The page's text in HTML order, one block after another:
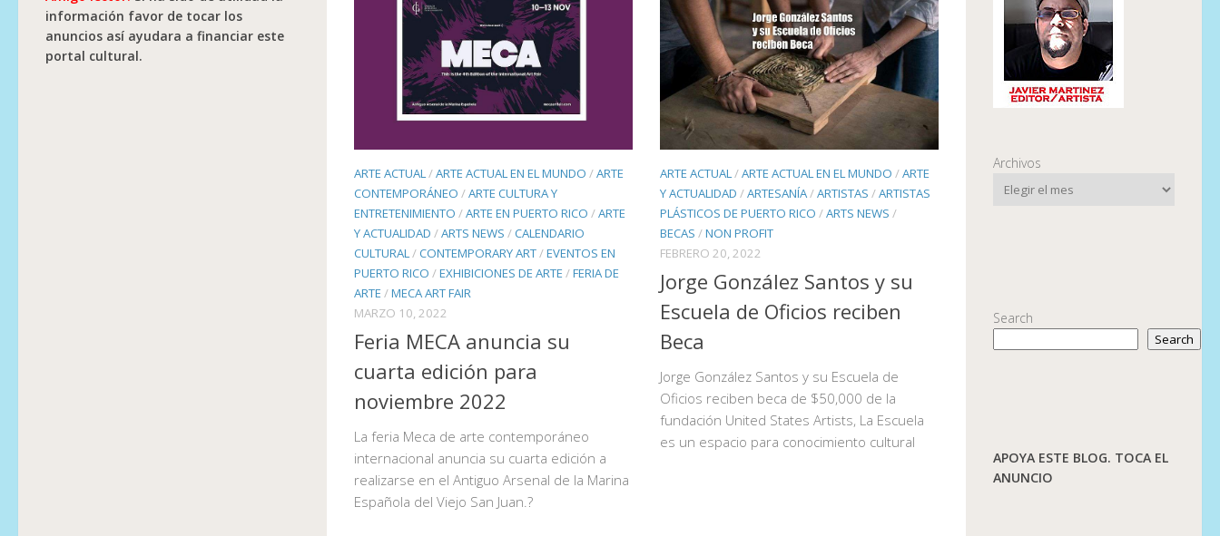
ARTE ACTUAL/ARTE ACTUAL EN EL MUNDO /ARTE
CONTEMPORÁNEO /ARTE CULTURA Y
ENTRETENIMIENTO /ARTE EN PUERTO RICO /ARTE
Y ACTUALIDAD /ARTS NEWS /CALENDARIO
CULTURAL/CONTEMPORARY ART/EVENTOS EN
PUERTO RICO /EXHIBICIONES DE ARTE /FERIA DE
ARTE /MECA ART FAIR
MARZO 10, 2022
Feria MECA anuncia su
cuarta edición para
noviembre 2022
La feria Meca de arte contemporáneo
internacional anuncia su cuarta edición a
realizarse en el Antiguo Arsenal de la Marina
Española del Viejo San Juan.?
ARTE ACTUAL/ARTE ACTUAL EN EL MUNDO /ARTE
Y ACTUALIDAD /ARTESANÍA/ARTISTAS /ARTISTAS
PLÁSTICOS DE PUERTO RICO /ARTS NEWS /
BECAS /NON PROFIT
FEBRERO 20, 2022
Jorge González Santos y su
Escuela de Oficios reciben
Beca
Jorge González Santos y su Escuela de
Oficios reciben beca de $50,000 de la
fundación United States Artists, La Escuela
es un espacio para conocimiento cultural
información favor de tocar los
anuncios así ayudara a financiar este
portal cultural.
Archivos
Search
Search
APOYA ESTE BLOG. TOCA EL
ANUNCIO